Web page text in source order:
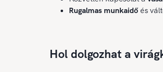
Rugalmas munkaidőés
Hol dolgozhat a